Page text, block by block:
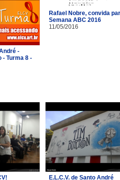
-
- Turma 8 -
Rafael Nobre, convida
Semana ABC 2016
11/05/2016
E.L.C.V. de Santo André